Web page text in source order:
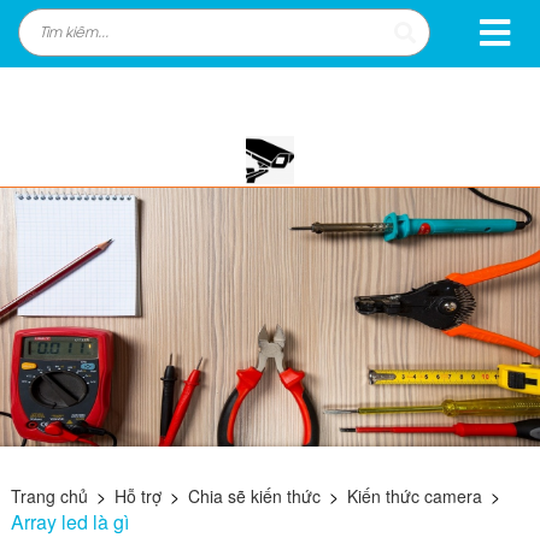
Trang chủ > Hỗ trợ > Chia sẽ kiến thức > Kiến thức camera >
Array led là gì